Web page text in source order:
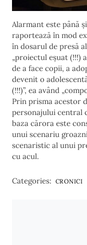
Alarmant este până
raportează în mod
în dosarul de presă
„proiectul eșuat (!!!)
de a face copii, a
devenit o
(!!!)”, ea având
Prin prisma acestor
personajului central
baza cărora este
unui scenariu
scenaristic al unui
cu acul.
Categories: CRONICI